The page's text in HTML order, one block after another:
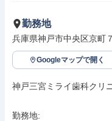
勤務地
兵庫県神戸市中央区京町
Googleマップで開く
神戸三宮ミライ歯科クリ
勤務地: